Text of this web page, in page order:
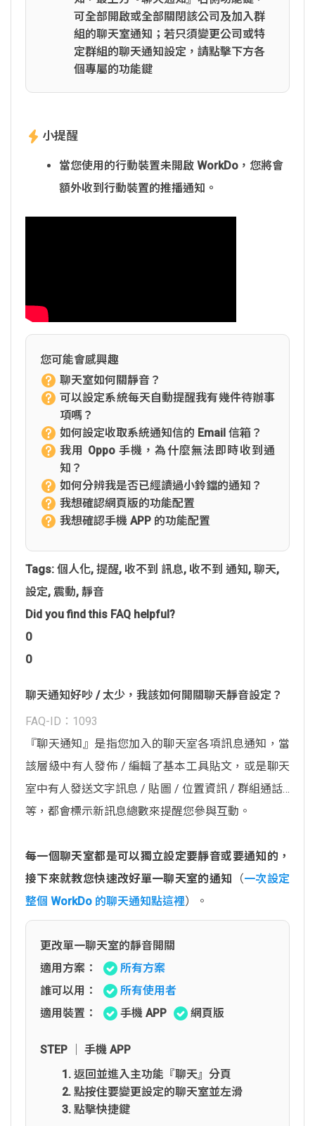
可全部開啟或全部關閉該公司及加入群
組的聊天室通知；若只須變更公司或特
定群組的聊天通知設定，請點擊下方各
個專屬的功能鍵
小提醒
當您使用的行動裝置未開啟 WorkDo，您將會
額外收到行動裝置的推播通知。
您可能會感興趣
聊天室如何關靜音？
可以設定系統每天自動提醒我有幾件待辦事
項嗎？
如何設定收取系統通知信的 Email 信箱？
我用 Oppo 手機，為什麼無法即時收到通
知？
如何分辨我是否已經讀過小鈴鐺的通知？
我想確認網頁版的功能配置
我想確認手機 APP 的功能配置
Tags: 個人化, 提醒, 收不到 訊息, 收不到 通知, 聊天,
設定, 震動, 靜音
Did you find this FAQ helpful?
0
0
聊天通知好吵 / 太少，我該如何開關聊天靜音設定？
FAQ-ID：1093
『聊天通知』是指您加入的聊天室各項訊息通知，當
該層級中有人發佈 / 編輯了基本工具貼文，或是聊天
室中有人發送文字訊息 / 貼圖 / 位置資訊 / 群組通話…
等，都會標示新訊息總數來提醒您參與互動。
每一個聊天室都是可以獨立設定要靜音或要通知的，
接下來就教您快速改好單一聊天室的通知 （一次設定
整個 WorkDo 的聊天通知點這裡）。
更改單一聊天室的靜音開關
適用方案：
所有方案
誰可以用：
所有使用者
適用裝置：
手機 APP 網頁版
STEP │ 手機 APP
返回並進入主功能『聊天』分頁
點按住要變更設定的聊天室並左滑
點擊快捷鍵